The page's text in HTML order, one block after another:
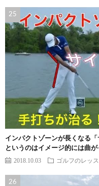
インパクトゾーンが長くなる
というのはイメージ的には曲
2018.10.03 ゴルフのレッ